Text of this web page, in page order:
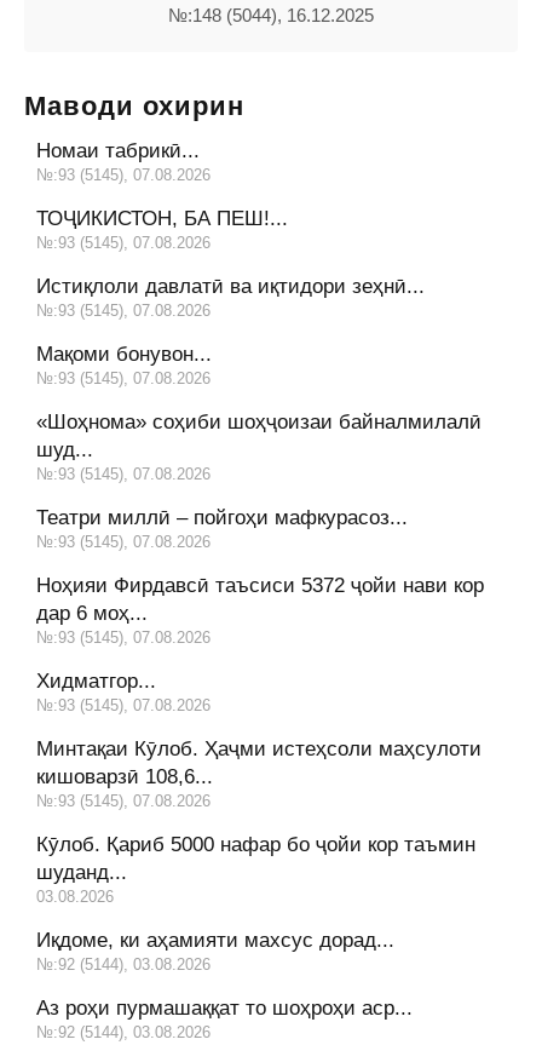
№:148 (5044), 16.12.2025
Маводи охирин
Номаи табрикӣ...
№:93 (5145), 07.08.2026
ТОҶИКИСТОН, БА ПЕШ!...
№:93 (5145), 07.08.2026
Истиқлоли давлатӣ ва иқтидори зеҳнӣ...
№:93 (5145), 07.08.2026
Мақоми бонувон...
№:93 (5145), 07.08.2026
«Шоҳнома» соҳиби шоҳҷоизаи байналмилалӣ
шуд...
№:93 (5145), 07.08.2026
Театри миллӣ – пойгоҳи мафкурасоз...
№:93 (5145), 07.08.2026
Ноҳияи Фирдавсӣ таъсиси 5372 ҷойи нави кор
дар 6 моҳ...
№:93 (5145), 07.08.2026
Хидматгор...
№:93 (5145), 07.08.2026
Минтақаи Кӯлоб. Ҳаҷми истеҳсоли маҳсулоти
кишоварзӣ 108,6...
№:93 (5145), 07.08.2026
Кӯлоб. Қариб 5000 нафар бо ҷойи кор таъмин
шуданд...
03.08.2026
Иқдоме, ки аҳамияти махсус дорад...
№:92 (5144), 03.08.2026
Аз роҳи пурмашаққат то шоҳроҳи аср...
№:92 (5144), 03.08.2026